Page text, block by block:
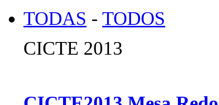
TODAS - TODOS
CICTE 2013